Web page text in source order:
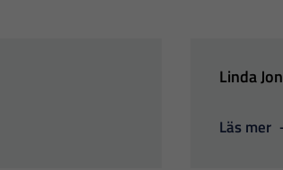
Linda
Läs mer